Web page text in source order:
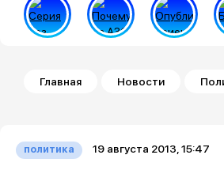
Строка навигации
Главная Новости
политика 19 августа 2013, 15:47